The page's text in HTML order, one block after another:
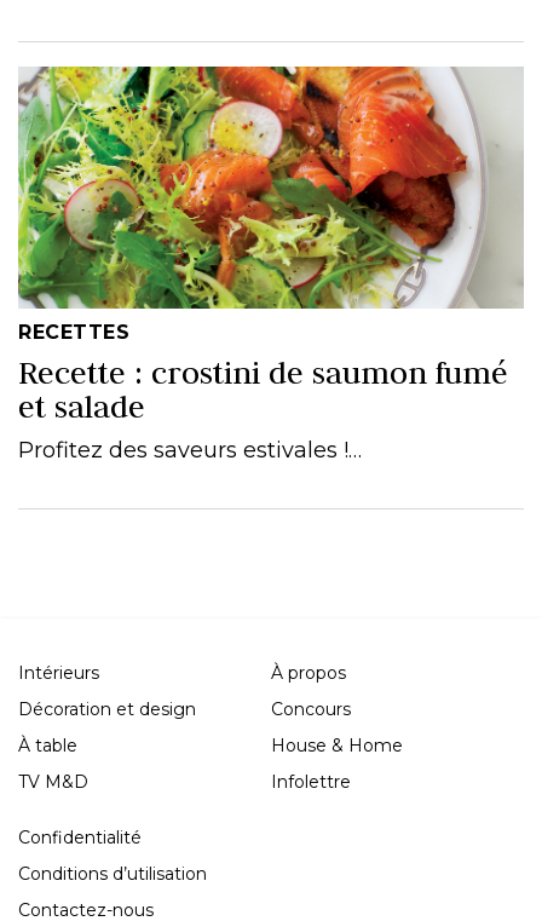
RECETTES
Recette : crostini de saumon fumé
et salade
Profitez des saveurs estivales !…
Intérieurs
Décoration et design
À table
TV M&D
À propos
Concours
House & Home
Infolettre
Confidentialité
Conditions d’utilisation
Contactez-nous